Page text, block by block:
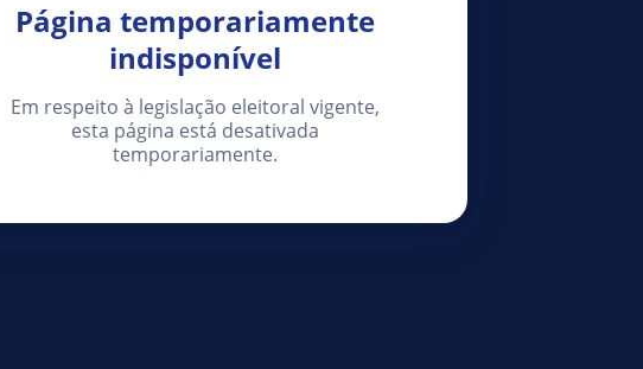
Página temporariamente
indisponível
Em respeito à legislação eleitoral vigente,
esta página está desativada
temporariamente.